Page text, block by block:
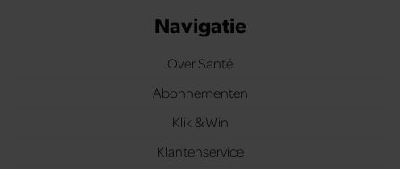
Navigatie
Over Santé
Abonnementen
Klik & Win
Klantenservice